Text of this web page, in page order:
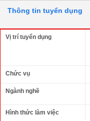
Thông tin tuyển dụng
Vị trí tuyển dụng
Chức vụ
Ngành nghề
Hình thức làm việc